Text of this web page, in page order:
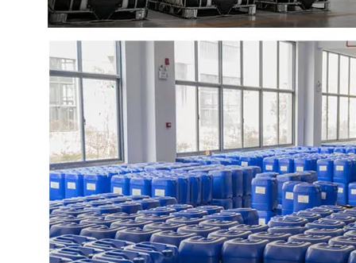
CE160P: 環境に優しい異性体アルコール浸漬洗浄用界面活性剤
お問い合わせ
CE160P: 環境に優しい異性体アルコール浸漬洗浄用界面活性剤